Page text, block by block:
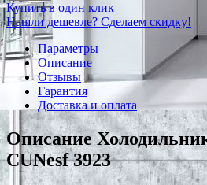
Купить в один клик
Нашли дешевле? Сделаем скидку!
Параметры
Описание
Отзывы
Гарантия
Доставка и оплата
Описание
CUNesf 3923